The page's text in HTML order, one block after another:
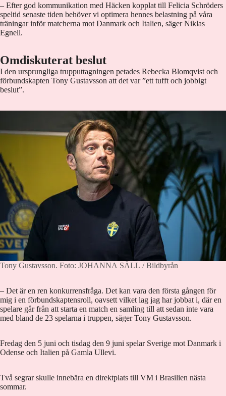
– Efter god kommunikation med Häcken kopplat till Felicia Schröders
speltid senaste tiden behöver vi optimera hennes belastning på våra
träningar inför matcherna mot Danmark och Italien, säger Niklas
Egnell.
Omdiskuterat beslut
I den ursprungliga trupputtagningen petades Rebecka Blomqvist och
förbundskapten Tony Gustavsson att det var ”ett tufft och jobbigt
beslut”.
Tony Gustavsson. Foto: JOHANNA SÄLL / Bildbyrån
– Det är en ren konkurrensfråga. Det kan vara den första gången för
mig i en förbundskaptensroll, oavsett vilket lag jag har jobbat i, där en
spelare går från att starta en match en samling till att sedan inte vara
med bland de 23 spelarna i truppen, säger Tony Gustavsson.
Fredag den 5 juni och tisdag den 9 juni spelar Sverige mot Danmark i
Odense och Italien på Gamla Ullevi.
Två segrar skulle innebära en direktplats till VM i Brasilien nästa
sommar.